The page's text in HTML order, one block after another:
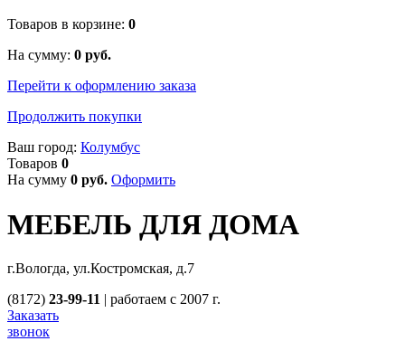
Товаров в корзине: 0
На сумму: 0 руб.
Перейти к оформлению заказа
Продолжить покупки
Ваш город: Колумбус
Товаров 0
На сумму 0 руб. Оформить
МЕБЕЛЬ ДЛЯ ДОМА
г.Вологда, ул.Костромская, д.7
(8172) 23-99-11 | работаем с 2007 г.
Заказать
звонок